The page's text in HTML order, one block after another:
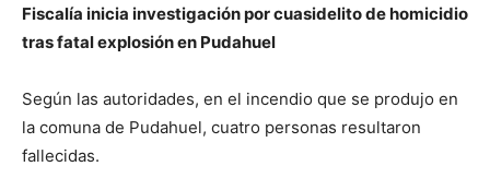
Fiscalía inicia investigación por cuasidelito de homicidio
tras fatal explosión en Pudahuel
Según las autoridades, en el incendio que se produjo en
la comuna de Pudahuel, cuatro personas resultaron
fallecidas.